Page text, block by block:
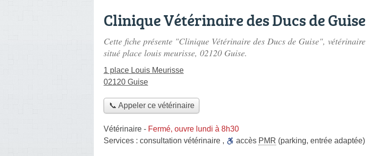
Clinique Vétérinaire des Ducs de Guise
Cette fiche présente "Clinique Vétérinaire des Ducs de Guise", vétérinaire
situé place louis meurisse, 02120 Guise.
1 place Louis Meurisse
02120 Guise
📞 Appeler ce vétérinaire
Vétérinaire - Fermé, ouvre lundi à 8h30
Services : consultation vétérinaire , accès PMR (parking, entrée adaptée)